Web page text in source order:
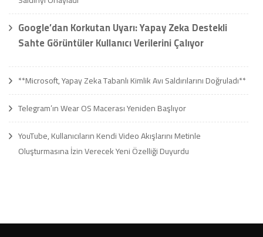
Google’dan Korkutan Uyarı: Yapay Zeka Destekli
Sahte Görüntüler Kullanıcı Verilerini Çalıyor
**Microsoft, Yapay Zeka Tabanlı Kimlik Avı Saldırılarını Doğruladı**
Telegram’ın Wear OS Macerası Yeniden Başlıyor
YouTube, Kullanıcıların Kendi Video Akışlarını Metinle
Oluşturmasına İzin Verecek Yeni Özelliği Duyurdu